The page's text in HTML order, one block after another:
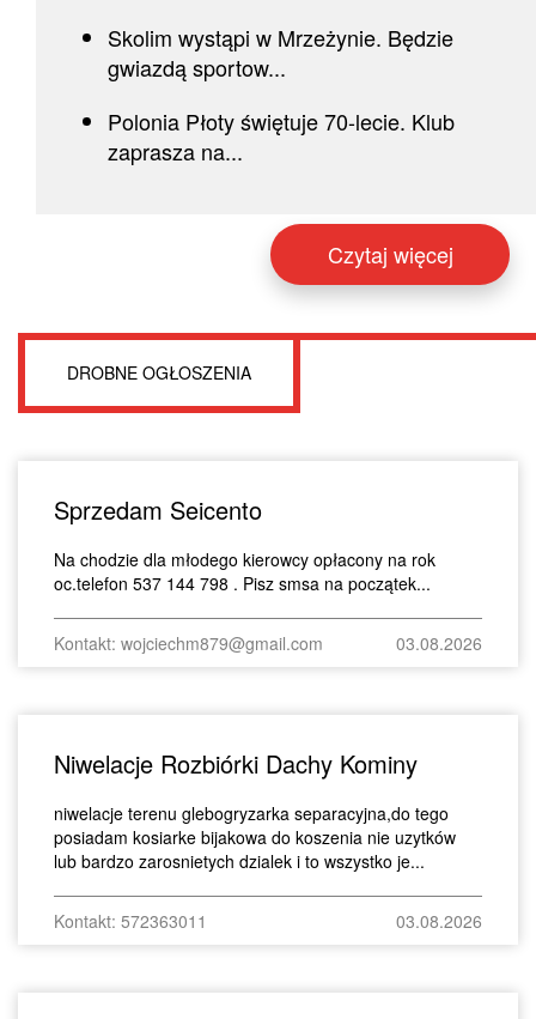
Skolim wystąpi w Mrzeżynie. Będzie
gwiazdą sportow...
Polonia Płoty świętuje 70-lecie. Klub
zaprasza na...
Czytaj więcej
DROBNE OGŁOSZENIA
Sprzedam Seicento
Na chodzie dla młodego kierowcy opłacony na rok
oc.telefon 537 144 798 . Pisz smsa na początek...
Kontakt: wojciechm879@gmail.com 03.08.2026
Niwelacje Rozbiórki Dachy Kominy
niwelacje terenu glebogryzarka separacyjna,do tego
posiadam kosiarke bijakowa do koszenia nie uzytków
lub bardzo zarosnietych dzialek i to wszystko je...
Kontakt: 572363011 03.08.2026